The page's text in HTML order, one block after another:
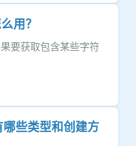
用？
要获取包含某些字符
些类型和创建方